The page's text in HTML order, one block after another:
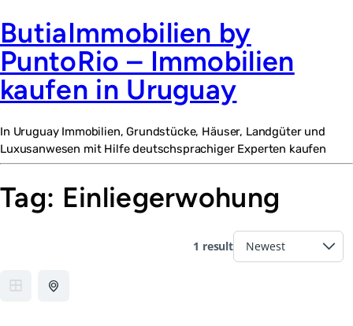
ButiaImmobilien by
PuntoRio – Immobilien
kaufen in Uruguay
In Uruguay Immobilien, Grundstücke, Häuser, Landgüter und
Luxusanwesen mit Hilfe deutschsprachiger Experten kaufen
Tag: Einliegerwohung
1 result